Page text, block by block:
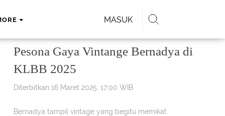
MASUK
Pesona Gaya Vintange Bernadya di
KLBB 2025
Diterbitkan 16 Maret 2025, 17:00 WIB
Bernadya tampil vintage yang begitu memikat.